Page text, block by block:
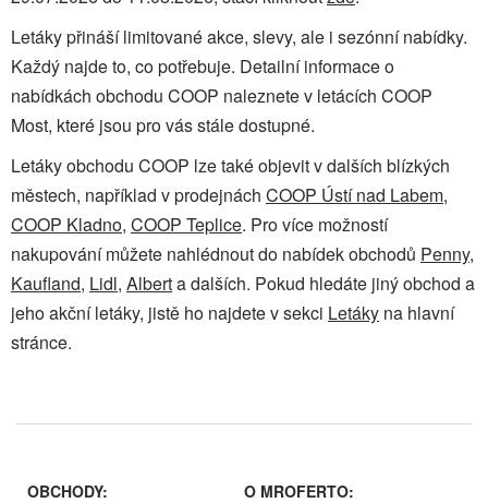
Letáky přináší limitované akce, slevy, ale i sezónní nabídky.
Každý najde to, co potřebuje. Detailní informace o
nabídkách obchodu COOP naleznete v letácích COOP
Most, které jsou pro vás stále dostupné.
Letáky obchodu COOP lze také objevit v dalších blízkých
městech, například v prodejnách COOP Ústí nad Labem,
COOP Kladno, COOP Teplice. Pro více možností
nakupování můžete nahlédnout do nabídek obchodů Penny,
Kaufland, Lidl, Alberta dalších. Pokud hledáte jiný obchod a
jeho akční letáky, jistě ho najdete v sekci Letáky na hlavní
stránce.
OBCHODY:
O MROFERTO: